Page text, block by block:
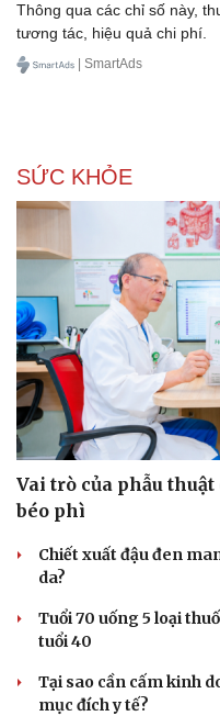
Văn hóa
Sân khấu - Điện ảnh
Văn học
Thông qua các chỉ số này,
tương tác, hiệu quả chi phí.
| SmartAds
SỨC KHỎE
Vai trò của phẫu
béo phì
Chiết xuất đậu đen
da?
Tuổi 70 uống 5 loại
tuổi 40
Tại sao cần cấm kinh
mục đích y tế?